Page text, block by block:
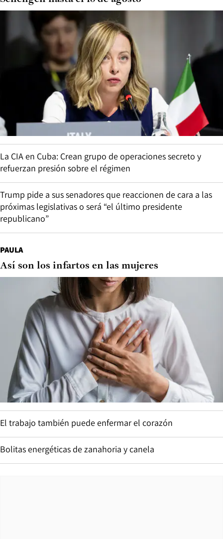
La CIA en Cuba: Crean grupo de operaciones secreto y
refuerzan presión sobre el régimen
Trump pide a sus senadores que reaccionen de cara a las
próximas legislativas o será “el último presidente
republicano”
PAULA
Así son los infartos en las mujeres
El trabajo también puede enfermar el corazón
Bolitas energéticas de zanahoria y canela